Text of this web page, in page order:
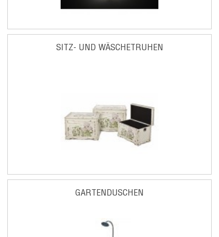
SITZ- UND WÄSCHETRUHEN
GARTENDUSCHEN